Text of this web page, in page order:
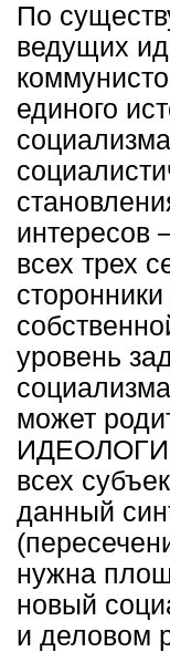
По
ведущих
единого
интересов
всех трех
уровень
может
всех
данный
нужна
новый
и деловом